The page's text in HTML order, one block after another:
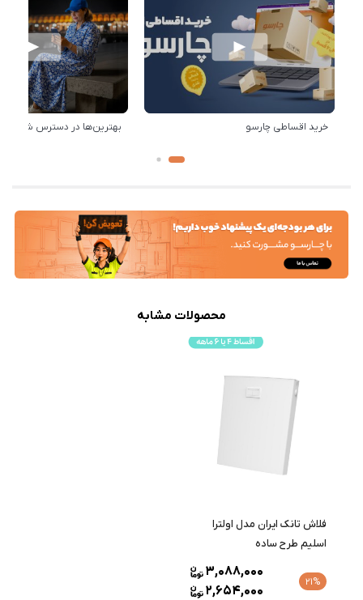
خرید اقساطی چارسو بهترین‌ها در دسترس
محصولات مشابه
فلاش تانک ایران مدل اولترا
اسلیم طرح ساده
21%
2,654,000
3,088,000